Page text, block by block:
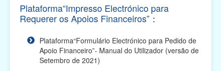
Plano de Apoio Financeiro para Intercâmbios, 2026
(O prazo de apresentação das candidaturas
terminou...
Plano de Apoio Financeiro para Oferta de Cabazes,
2026 (O prazo de apresentação das candidaturas
Plataforma“Impresso Electrónico para
Requerer os Apoios Financeiros”：
Plataforma“Formulário Electrónico para Pedido de
Apoio Financeiro”- Manual do Utilizador (versão de
Setembro de 2021)